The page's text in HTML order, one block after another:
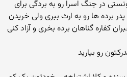
در جنگ اسرا رو به بردگی برای
برده ها رو به ارث ببری ولی خریدن
کفاره گناهان برده بخری و آزاد کنی
رو بیارید